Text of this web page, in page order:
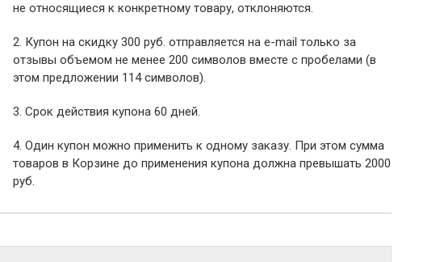
не относящиеся к конкретному товару, отклоняются.
2. Купон на скидку 300 руб. отправляется на e-mail только за
отзывы объемом не менее 200 символов вместе с пробелами (в
этом предложении 114 символов).
3. Срок действия купона 60 дней.
4. Один купон можно применить к одному заказу. При этом сумма
товаров в Корзине до применения купона должна превышать 2000
руб.